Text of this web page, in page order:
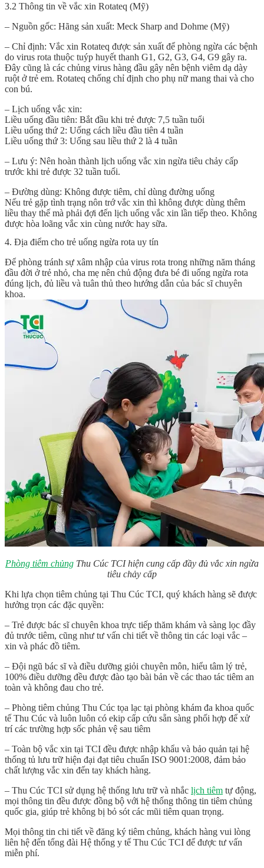
3.2 Thông tin về vắc xin Rotateq (Mỹ)
– Nguồn gốc: Hãng sản xuất: Meck Sharp and Dohme (Mỹ)
– Chỉ định: Vắc xin Rotateq được sản xuất để phòng ngừa các bệnh
do virus rota thuộc tuýp huyết thanh G1, G2, G3, G4, G9 gây ra.
Đây cũng là các chủng virus hàng đầu gây nên bệnh viêm dạ dày
ruột ở trẻ em. Rotateq chống chỉ định cho phụ nữ mang thai và cho
con bú.
– Lịch uống vắc xin:
Liều uống đầu tiên: Bắt đầu khi trẻ được 7,5 tuần tuổi
Liều uống thứ 2: Uống cách liều đầu tiên 4 tuần
Liều uống thứ 3: Uống sau liều thứ 2 là 4 tuần
– Lưu ý: Nên hoàn thành lịch uống vắc xin ngừa tiêu chảy cấp
trước khi trẻ được 32 tuần tuổi.
– Đường dùng: Không được tiêm, chỉ dùng đường uống
Nếu trẻ gặp tình trạng nôn trớ vắc xin thì không được dùng thêm
liều thay thế mà phải đợi đến lịch uống vắc xin lần tiếp theo. Không
được hòa loãng vắc xin cùng nước hay sữa.
4. Địa điểm cho trẻ uống ngừa rota uy tín
Để phòng tránh sự xâm nhập của virus rota trong những năm tháng
đầu đời ở trẻ nhỏ, cha mẹ nên chủ động đưa bé đi uống ngừa rota
đúng lịch, đủ liều và tuân thủ theo hướng dẫn của bác sĩ chuyên
khoa.
Phòng tiêm chủng Thu Cúc TCI hiện cung cấp đầy đủ vắc xin ngừa
tiêu chảy cấp
Khi lựa chọn tiêm chủng tại Thu Cúc TCI, quý khách hàng sẽ được
hưởng trọn các đặc quyền:
– Trẻ được bác sĩ chuyên khoa trực tiếp thăm khám và sàng lọc đầy
đủ trước tiêm, cũng như tư vấn chi tiết về thông tin các loại vắc –
xin và phác đồ tiêm.
– Đội ngũ bác sĩ và điều dưỡng giỏi chuyên môn, hiểu tâm lý trẻ,
100% điều dưỡng đều được đào tạo bài bản về các thao tác tiêm an
toàn và không đau cho trẻ.
– Phòng tiêm chủng Thu Cúc tọa lạc tại phòng khám đa khoa quốc
tế Thu Cúc và luôn luôn có ekip cấp cứu sẵn sàng phối hợp để xử
trí các trường hợp sốc phản vệ sau tiêm
– Toàn bộ vắc xin tại TCI đều được nhập khẩu và bảo quản tại hệ
thống tủ lưu trữ hiện đại đạt tiêu chuẩn ISO 9001:2008, đảm bảo
chất lượng vắc xin đến tay khách hàng.
– Thu Cúc TCI sử dụng hệ thống lưu trữ và nhắc lịch tiêm tự động,
mọi thông tin đều được đồng bộ với hệ thống thông tin tiêm chủng
quốc gia, giúp trẻ không bị bỏ sót các mũi tiêm quan trọng.
Mọi thông tin chi tiết về đăng ký tiêm chủng, khách hàng vui lòng
liên hệ đến tổng đài Hệ thống y tế Thu Cúc TCI để được tư vấn
miễn phí.